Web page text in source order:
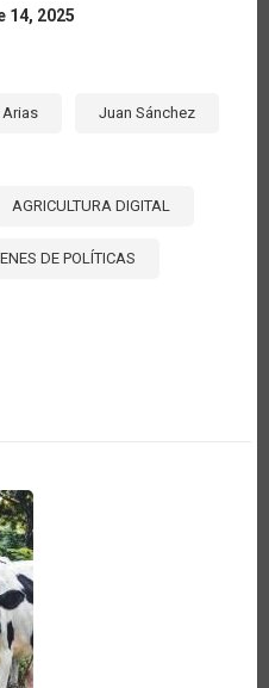
14, 2025
Juan Sánchez
AGRICULTURA DIGITAL
DE POLÍTICAS